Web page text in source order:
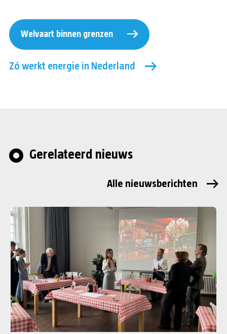
Welvaart binnen grenzen
Zó werkt energie in Nederland
Gerelateerd nieuws
Alle nieuwsberichten